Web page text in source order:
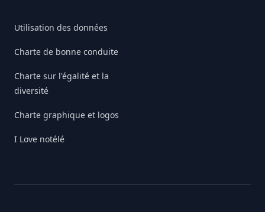
Utilisation des données
Charte de bonne conduite
Charte sur l'égalité et la
diversité
Charte graphique et logos
I Love notélé